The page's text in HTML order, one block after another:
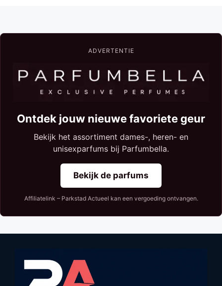
ADVERTENTIE
Ontdek jouw nieuwe favoriete geur
Bekijk het assortiment dames-, heren- en
unisexparfums bij Parfumbella.
Bekijk de parfums
Affiliatelink – Parkstad Actueel kan een vergoeding ontvangen.